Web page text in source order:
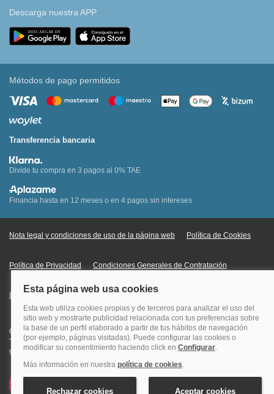
Descarga nuestra APP
Métodos de pago permitidos
Transferencia bancaria
Divide tu compra en 3 pagos al 0% TAE
Financia hasta en 12 meses o en 4 pagos sin intereses
Nota legal y condiciones de uso de la página web Política de Cookies
Política de Privacidad Condiciones Generales de Contratación
Información Legal sobre Mercados en Línea
Quehoteles.com - Especialistas en hoteles © Copyright Veturis Travel S.A.
Todos los derechos reservados. Autorización nº I-AV0000879.4 Tel: +34
915759999